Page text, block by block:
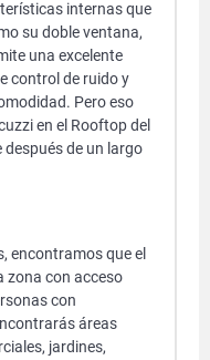
internas que
su doble ventana,
una excelente
control de ruido y
Pero eso
en el Rooftop del
de un largo
encontramos que el
zona con acceso
con
áreas
jardines,